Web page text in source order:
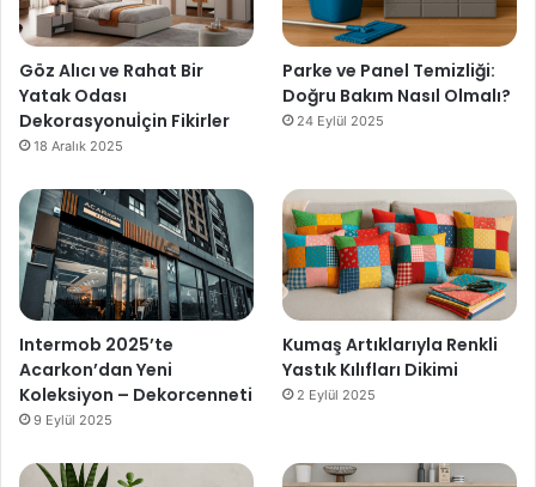
Göz Alıcı ve Rahat Bir
Yatak Odası
Dekorasyonuİçin Fikirler
18 Aralık 2025
Parke ve Panel Temizliği:
Doğru Bakım Nasıl Olmalı?
24 Eylül 2025
Intermob 2025’te
Acarkon’dan Yeni
Koleksiyon – Dekorcenneti
9 Eylül 2025
Kumaş Artıklarıyla Renkli
Yastık Kılıfları Dikimi
2 Eylül 2025